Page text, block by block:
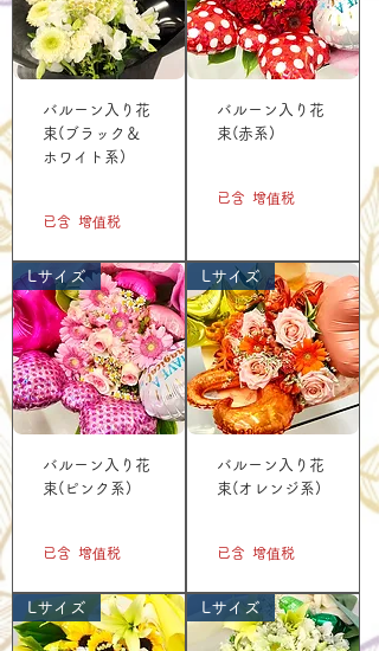
バルーン入り花
束(ブラック＆
ホワイト系)
已含 增值税
バルーン入り花
束(赤系)
已含 增值税
Lサイズ
バルーン入り花
束(ピンク系)
已含 增值税
Lサイズ
バルーン入り花
束(オレンジ系)
已含 增值税
Lサイズ Lサイズ